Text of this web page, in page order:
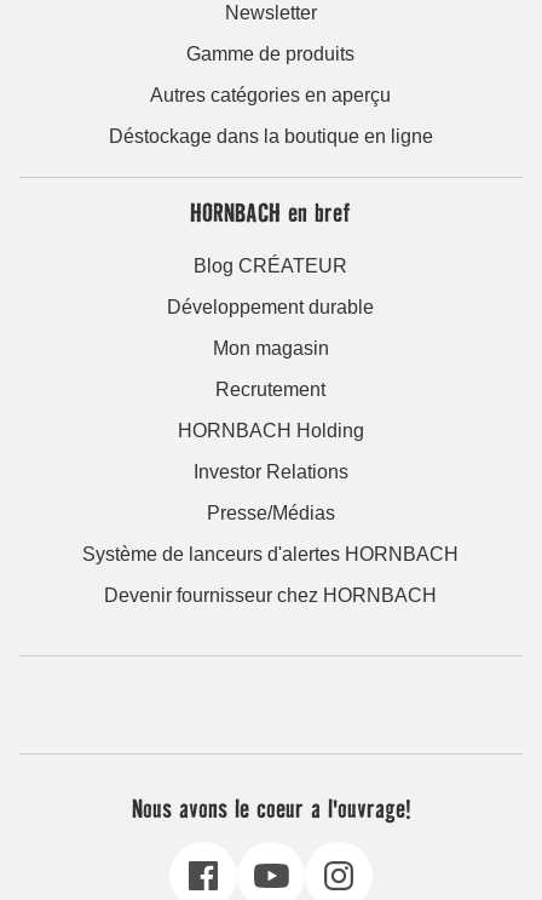
Newsletter
Gamme de produits
Autres catégories en aperçu
Déstockage dans la boutique en ligne
HORNBACH en bref
Blog CRÉATEUR
Développement durable
Mon magasin
Recrutement
HORNBACH Holding
Investor Relations
Presse/Médias
Système de lanceurs d'alertes HORNBACH
Devenir fournisseur chez HORNBACH
Nous avons le coeur a l'ouvrage!